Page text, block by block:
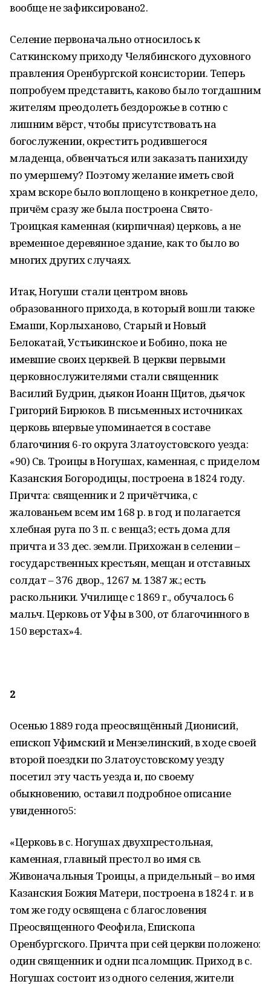
вообще не зафиксировано2.
Селение первоначально относилось к
Саткинскому приходу Челябинского духовного
правления Оренбургской консистории. Теперь
попробуем представить, каково было тогдашним
жителям преодолеть бездорожье в сотню с
лишним вёрст, чтобы присутствовать на
богослужении, окрестить родившегося
младенца, обвенчаться или заказать панихиду
по умершему? Поэтому желание иметь свой
храм вскоре было воплощено в конкретное дело,
причём сразу же была построена Свято-
Троицкая каменная (кирпичная) церковь, а не
временное деревянное здание, как то было во
многих других случаях.
Итак, Ногуши стали центром вновь
образованного прихода, в который вошли также
Емаши, Корлыханово, Старый и Новый
Белокатай, Устьикинское и Бобино, пока не
имевшие своих церквей. В церкви первыми
церковнослужителями стали священник
Василий Будрин, дьякон Иоанн Щитов, дьячок
Григорий Бирюков. В письменных источниках
церковь впервые упоминается в составе
благочиния 6-го округа Златоустовского уезда:
«90) Св. Троицы в Ногушах, каменная, с приделом
Казанския Богородицы, построена в 1824 году.
Причта: священник и 2 причётчика, с
жалованьем всем им 168 р. в год и полагается
хлебная руга по 3 п. с венца3; есть дома для
причта и 33 дес. земли. Прихожан в селении –
государственных крестьян, мещан и отставных
солдат – 376 двор., 1267 м. 1387 ж.; есть
раскольники. Училище с 1869 г., обучалось 6
мальч. Церковь от Уфы в 300, от благочинного в
150 верстах»4.
2
Осенью 1889 года преосвящённый Дионисий,
епископ Уфимский и Мензелинский, в ходе своей
второй поездки по Златоустовскому уезду
посетил эту часть уезда и, по своему
обыкновению, оставил подробное описание
увиденного5:
«Церковь в с. Ногушах двухпрестольная,
каменная, главный престол во имя св.
Живоначальныя Троицы, а придельный – во имя
Казанския Божия Матери, построена в 1824 г. и в
том же году освящена с благословения
Преосвященного Феофила, Епископа
Оренбургского. Причта при сей церкви положено:
один священник и одни псаломщик. Приход в с.
Ногушах состоит из одного селения, жители